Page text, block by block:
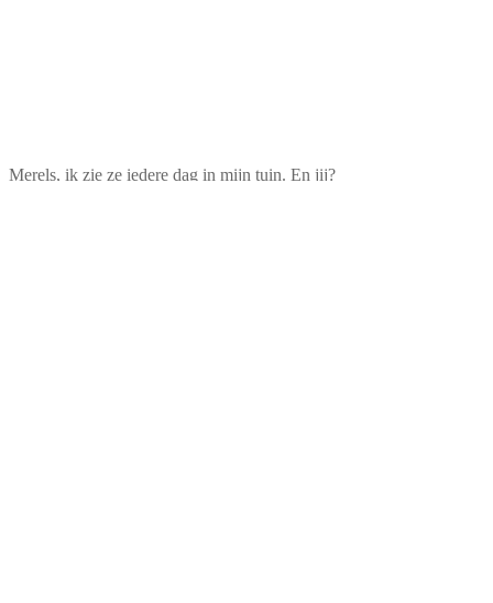
Merels, ik zie ze iedere dag in mijn tuin. En jij?